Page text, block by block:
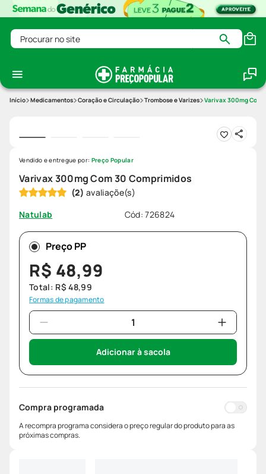
Procurar no site
Medicamentos Coração e Circulação Trombose e Varizes Varivax 300mg Com
Varivax 300mg Com 30 Comprimidos
(2)
Natulab
Cód:726824
Vendido e entregue por: Preço Popular
Preço PP
R$ 48,99
Total: R$ 48,99
Formas de pagamento
Adicionar à sacola
Compra programada
A recompra programa considera o preço regular do produto para as
próximas compras.